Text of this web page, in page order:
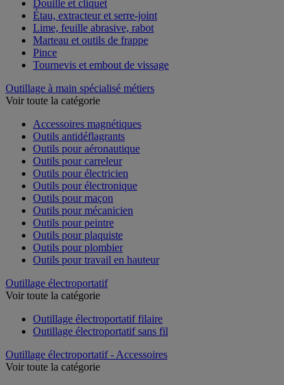
Douille et cliquet
Étau, extracteur et serre-joint
Lime, feuille abrasive, rabot
Marteau et outils de frappe
Pince
Tournevis et embout de vissage
Outillage à main spécialisé métiers
Voir toute la catégorie
Accessoires magnétiques
Outils antidéflagrants
Outils pour aéronautique
Outils pour carreleur
Outils pour électricien
Outils pour électronique
Outils pour maçon
Outils pour mécanicien
Outils pour peintre
Outils pour plaquiste
Outils pour plombier
Outils pour travail en hauteur
Outillage électroportatif
Voir toute la catégorie
Outillage électroportatif filaire
Outillage électroportatif sans fil
Outillage électroportatif - Accessoires
Voir toute la catégorie